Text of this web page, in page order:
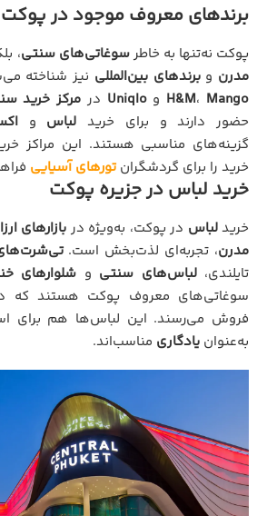
برندهای معروف موجود در پوکت
پوکت نه‌تنها به خاطرسوغاتی‌های سنتی،
مدرن وبرندهای بین‌المللی نیز شناخته
H&M، Mango وUniqlo در مرکز خرید
حضور دارند و برای خرید لباس و
گزینه‌های مناسبی هستند. این مراکز
خرید را برای گردشگرانتورهای آسیایی
خرید لباس در جزیره پوکت
خریدلباس در پوکت، به‌ویژه در بازارهای
مدرن، تجربه‌ای لذت‌بخش است.
تایلندی،لباس‌های سنتی و شلوارهای
سوغاتی‌های معروف پوکت هستند که
فروش می‌رسند. این لباس‌ها هم برای
به‌عنوان یادگاری مناسب‌اند.